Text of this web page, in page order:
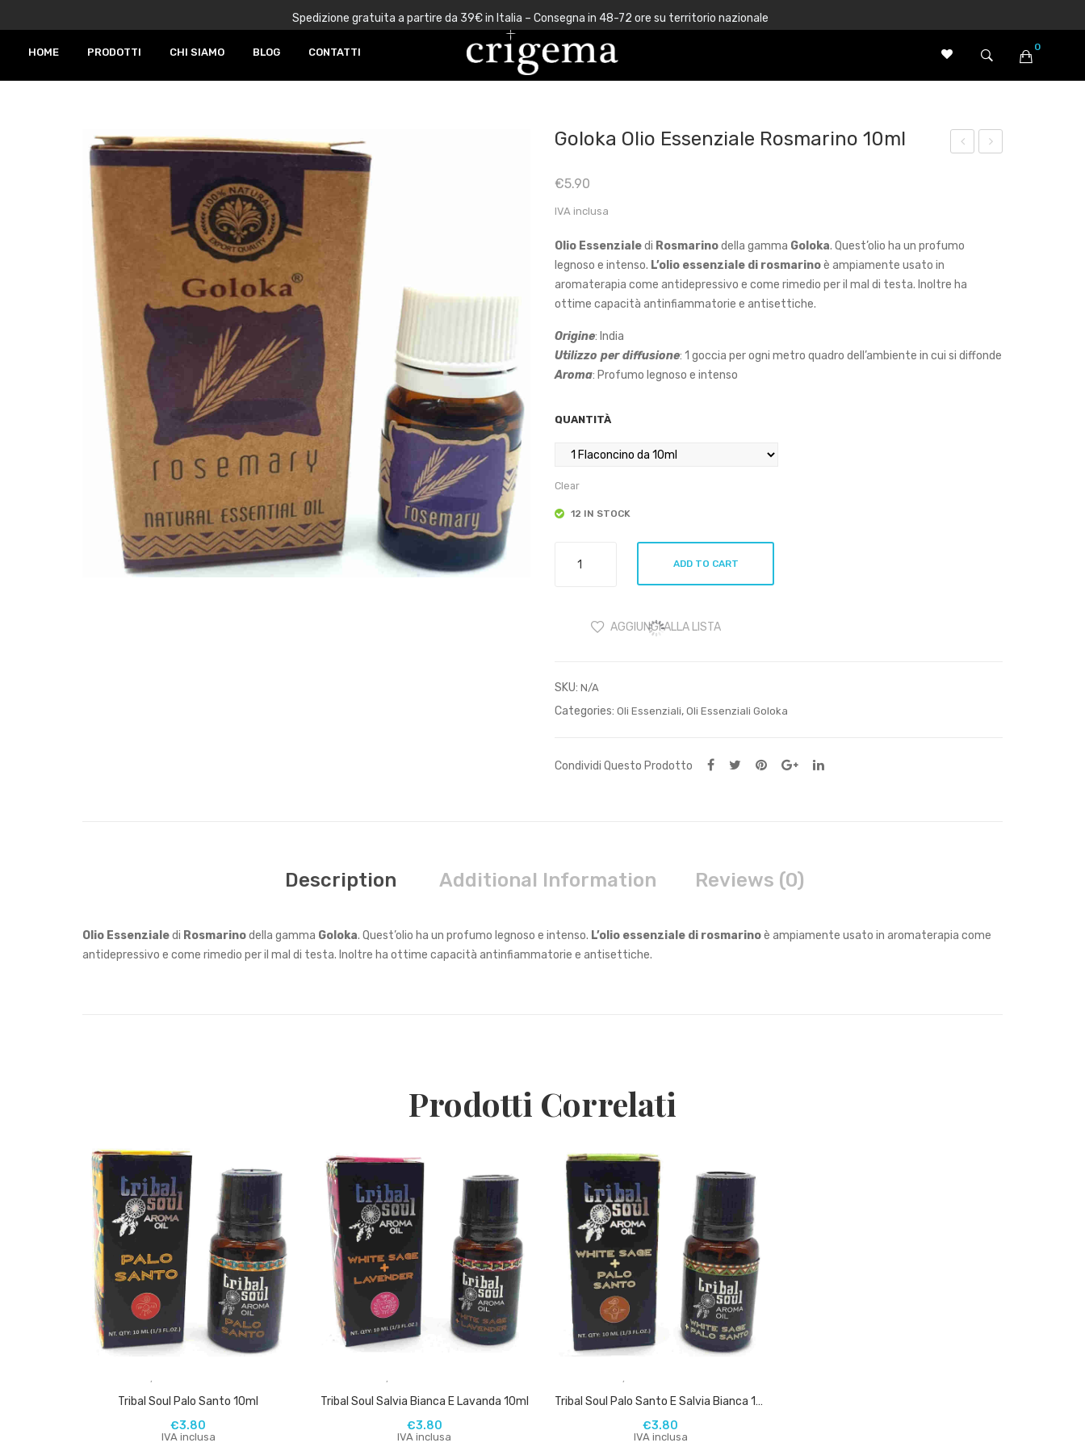
HOME PRODOTTI CHI SIAMO BLOG CONTATTI 0
enzi
ale
Goloka Olio Essenziale Rosmarino 10ml
€5.90
IVA inclusa
Olio Essenzialedi Rosmarinodella gamma Goloka. Quest’olio ha un profumo
legnoso e intenso. L’olio essenziale di rosmarinoè ampiamente usato in
aromaterapia come antidepressivo e come rimedio per il mal di testa. Inoltre ha
ottime capacità antinfiammatorie e antisettiche.
Origine: India
Utilizzo per diffusione: 1 goccia per ogni metro quadro dell’ambiente in cui si diffonde
Aroma: Profumo legnoso e intenso
QUANTITÀ
Clear
12 IN STOCK
ADD TO CART
AGGIUNGI ALLA LISTA
SKU: N/A
Categories: Oli Essenziali, Oli Essenziali Goloka
Condividi Questo Prodotto
Description Additional Information Reviews (0)
Olio Essenzialedi Rosmarinodella gamma Goloka. Quest’olio ha un profumo legnoso e intenso. L’olio essenziale di rosmarinoè ampiamente usato in aromaterapia come
antidepressivo e come rimedio per il mal di testa. Inoltre ha ottime capacità antinfiammatorie e antisettiche.
Prodotti Correlati
,
Tribal Soul Palo Santo 10ml
€3.80
IVA inclusa
,
Tribal Soul Salvia Bianca E Lavanda 10ml
€3.80
IVA inclusa
,
Tribal Soul Palo Santo E Salvia Bianca 10ml
€3.80
IVA inclusa
Spedizione gratuita a partire da 39€ in Italia – Consegna in 48-72 ore su territorio nazionale